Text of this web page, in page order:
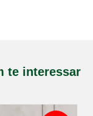
te interessar